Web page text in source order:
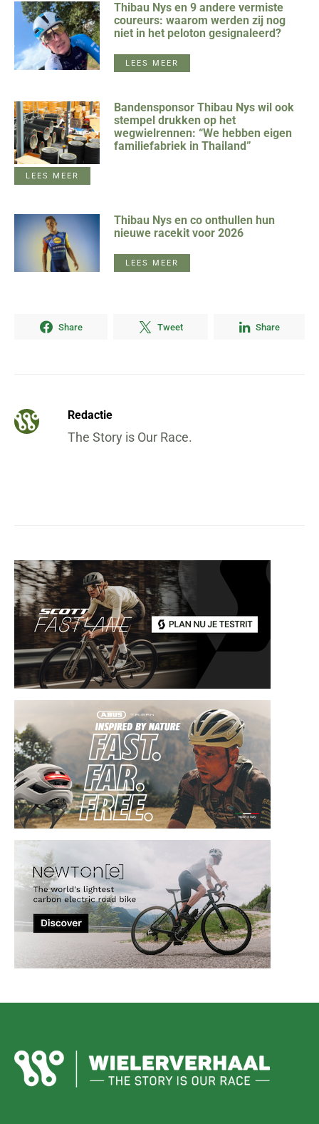
Thibau Nys en 9 andere vermiste
coureurs: waarom werden zij nog
niet in het peloton gesignaleerd?
LEES MEER
Bandensponsor Thibau Nys wil ook
stempel drukken op het
wegwielrennen: “We hebben eigen
familiefabriek in Thailand”
LEES MEER
Thibau Nys en co onthullen hun
nieuwe racekit voor 2026
LEES MEER
Share Tweet Share
Redactie
The Story is Our Race.